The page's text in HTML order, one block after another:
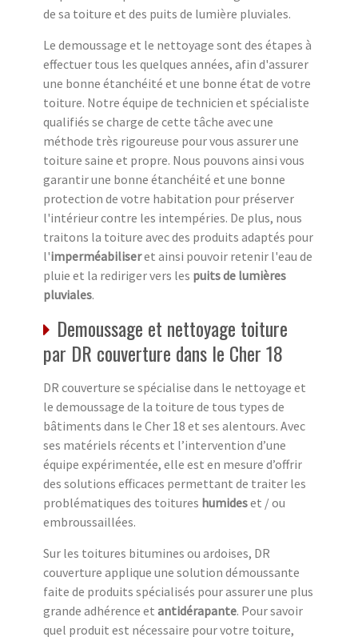
de sa toiture et des puits de lumière pluviales.
Le demoussage et le nettoyage sont des étapes à
effectuer tous les quelques années, afin d'assurer
une bonne étanchéité et une bonne état de votre
toiture. Notre équipe de technicien et spécialiste
qualifiés se charge de cette tâche avec une
méthode très rigoureuse pour vous assurer une
toiture saine et propre. Nous pouvons ainsi vous
garantir une bonne étanchéité et une bonne
protection de votre habitation pour préserver
l'intérieur contre les intempéries. De plus, nous
traitons la toiture avec des produits adaptés pour
l'imperméabiliseret ainsi pouvoir retenir l'eau de
pluie et la rediriger vers les puits de lumières
pluviales.
Demoussage et nettoyage toiture
par DR couverture dans le Cher 18
DR couverture se spécialise dans le nettoyage et
le demoussage de la toiture de tous types de
bâtiments dans le Cher 18 et ses alentours. Avec
ses matériels récents et l’intervention d’une
équipe expérimentée, elle est en mesure d’offrir
des solutions efficaces permettant de traiter les
problématiques des toitures humideset / ou
embroussaillées.
Sur les toitures bitumines ou ardoises, DR
couverture applique une solution démoussante
faite de produits spécialisés pour assurer une plus
grande adhérence et antidérapante. Pour savoir
quel produit est nécessaire pour votre toiture,